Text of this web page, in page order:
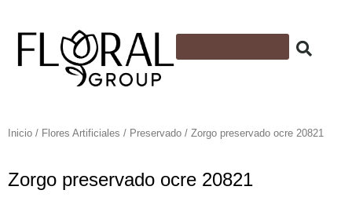
Inicio / Flores Artificiales / Preservado / Zorgo preservado ocre 20821
Zorgo preservado ocre 20821